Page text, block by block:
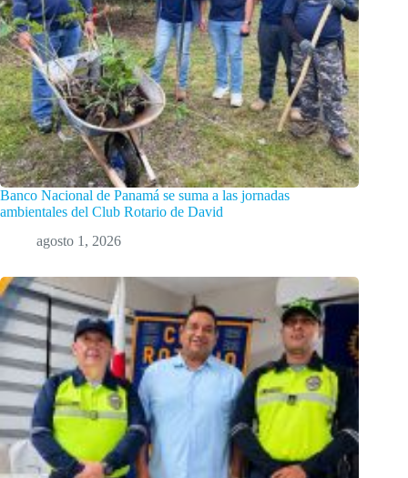
Banco Nacional de Panamá se suma a las jornadas
ambientales del Club Rotario de David
agosto 1, 2026